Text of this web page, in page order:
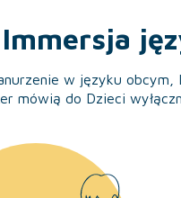
Immersja
w języku
mówią do Dzieci